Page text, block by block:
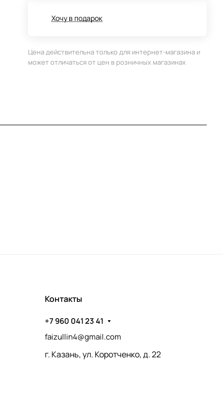
Хочу в подарок
Цена действительна только для интернет-магазина и
может отличаться от цен в розничных магазинах
Контакты
+7 960 041 23 41
faizullin4@gmail.com
г. Казань, ул. Коротченко, д. 22